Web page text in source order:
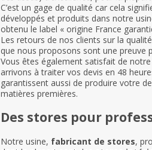
C’est un gage de qualité car cela
développés et produits dans notre
obtenu le label « origine France
Les retours de nos clients sur la
que nous proposons sont une preuve
Vous êtes également satisfait de
arrivons à traiter vos devis en 48
garantissent aussi de produire votre
matières premières.
Des stores pour
Notre usine, fabricant de stores,